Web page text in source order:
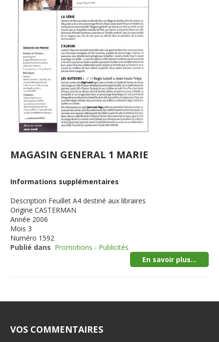
MAGASIN GENERAL 1 MARIE
Informations supplémentaires
Description Feuillet A4 destiné aux libraires
Origine CASTERMAN
Année 2006
Mois 3
Numéro 1592
Publié dans Promotions - Publicités
En savoir plus...
VOS COMMENTAIRES